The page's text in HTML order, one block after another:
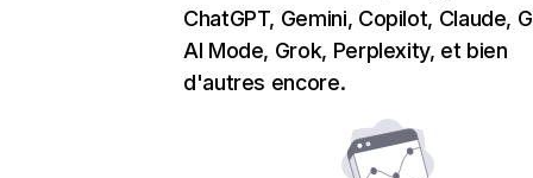
ChatGPT, Gemini, Copilot, Claude,
AI Mode, Grok, Perplexity, et bien
d'autres encore.